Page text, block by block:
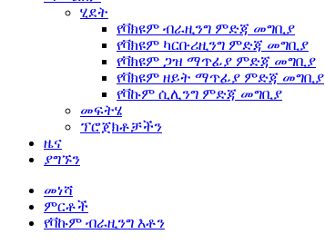
ሂደት
የቫክዩም ብራዚንግ ምድጃ መግቢያ
የቫክዩም ካርቡሪዚንግ ምድጃ መግቢያ
የቫክዩም ጋዝ ማጥፊያ ምድጃ መግቢያ
የቫክዩም ዘይት ማጥፊያ ምድጃ መግቢያ
የቫኩም ሲሊንግ ምድጃ መግቢያ
መፍትሄ
ፕሮጀክቶቻችን
ዜና
ያግኙን
መነሻ
ምርቶች
የቫኩም ብራዚንግ እቶን